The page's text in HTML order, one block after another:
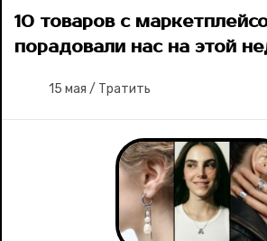
10 товаров с
порадовали нас на этой
15 мая / Тратить